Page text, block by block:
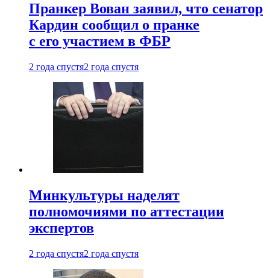
Пранкер Вован заявил, что сенатор
Кардин сообщил о пранке
с его участием в ФБР
2 года спустя2 года спустя
Минкультуры наделят
полномочиями по аттестации
экспертов
2 года спустя2 года спустя